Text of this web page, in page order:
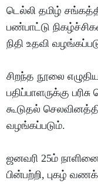
டெல்லி தமிழ்
பண்பாட்டு
நிதி உதவி
சிறந்த நூலை
பதிப்பாளருக்கு
கூடுதல்
வழங்கப்படும்.
ஜனவரி 25ம்
பின்பற்றி, புகழ்